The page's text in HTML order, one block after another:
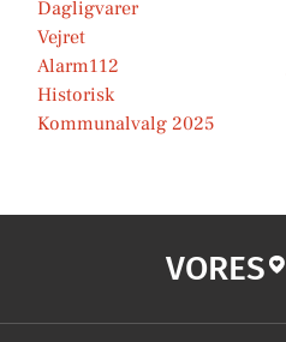
Dagligvarer
Vejret
Alarm112
Historisk
Kommunalvalg 2025
VORES